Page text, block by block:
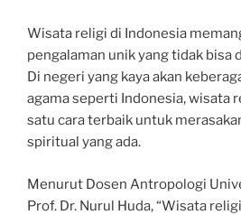
Wisata religi di Indonesia
pengalaman unik yang tidak bisa
Di negeri yang kaya akan
agama seperti Indonesia, wisata
satu cara terbaik untuk
spiritual yang ada.
Menurut Dosen Antropologi
Prof. Dr. Nurul Huda, “Wisata